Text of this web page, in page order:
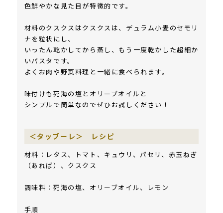
色鮮やかな見た目が特徴的です。
材料のクスクスはクスクスは、デュラム小麦のセモリ
ナを粒状にし、
いったん乾かしてから蒸し、もう一度乾かした超細か
いパスタです。
よくお肉や野菜料理と一緒に食べられます。
味付けも死海の塩とオリーブオイルと
シンプルで簡単なのでぜひお試しください！
＜タッブーレ＞ レシピ
材料：レタス、トマト、キュウリ、パセリ、赤玉ねぎ
（あれば）、クスクス
調味料：死海の塩、オリーブオイル、レモン
手順